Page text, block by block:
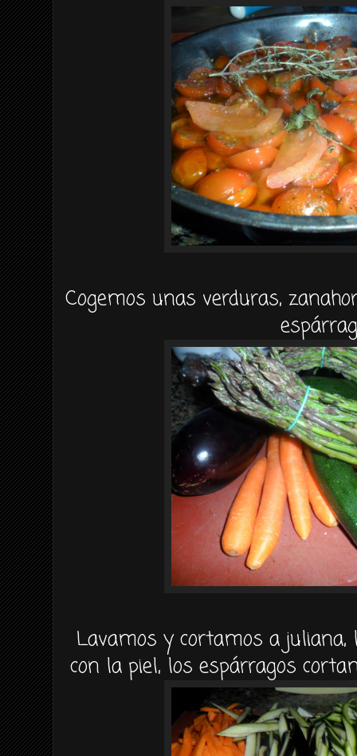
Cogemos unas verduras,
Lavamos y cortamos a juliana,
con la piel, los espárragos